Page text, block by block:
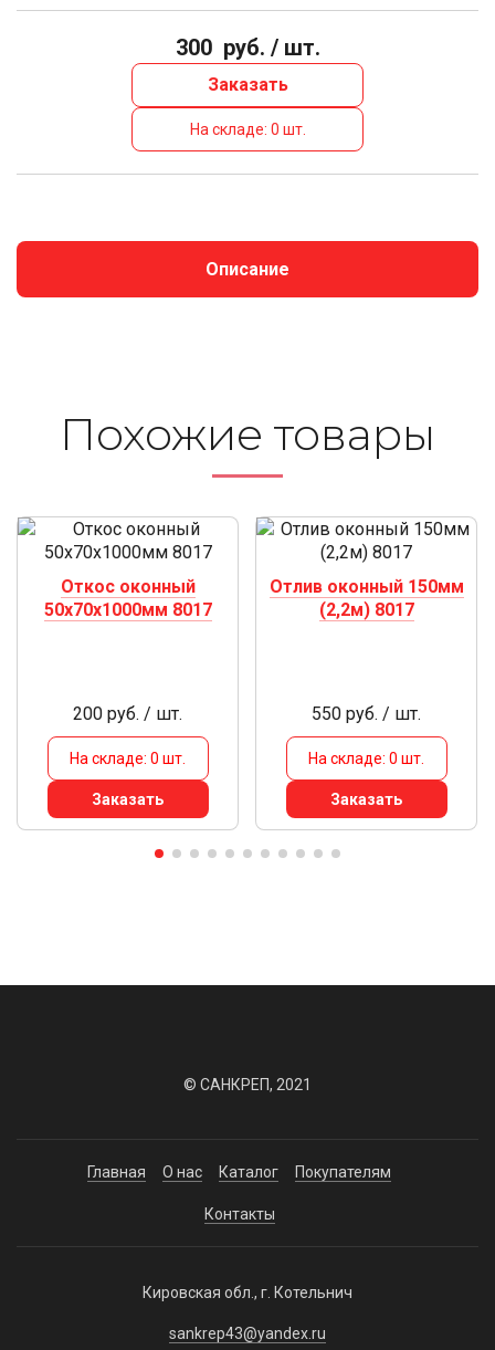
300руб. / шт.
Заказать
На складе: 0 шт.
Описание
Похожие то­ва­ры
Откос оконный
50х70х1000мм 8017
200 руб. / шт.
На складе: 0 шт.
Заказать
Отлив оконный 150мм
(2,2м) 8017
550 руб. / шт.
На складе: 0 шт.
Заказать
© САНКРЕП, 2021
Главная О нас Каталог Покупателям
Контакты
Кировская обл., г. Котельнич
sankrep43@yandex.ru